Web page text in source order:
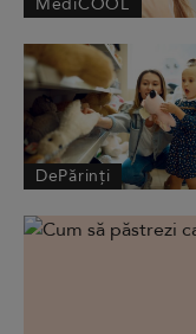
DePărinți